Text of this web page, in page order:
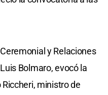
y Relaciones
Bolmaro, evocó la
ministro de